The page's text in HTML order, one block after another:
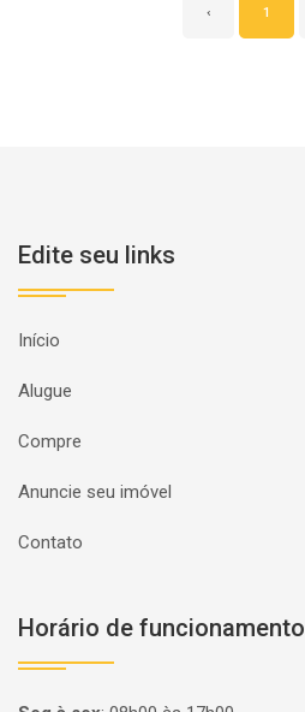
‹ 1
Edite seu links
Início
Alugue
Compre
Anuncie seu imóvel
Contato
Horário de funcionamento